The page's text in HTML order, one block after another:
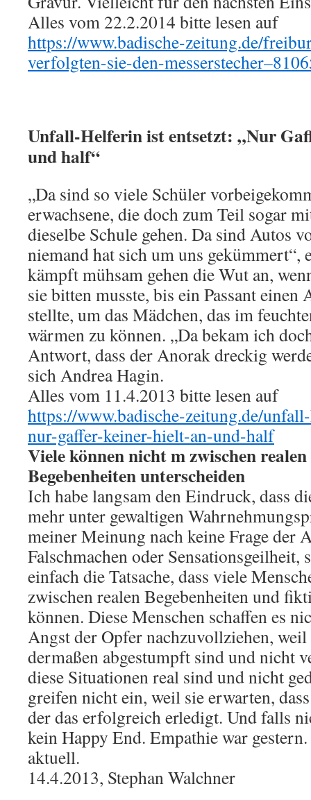
Alles vom 22.2.2014 bitte lesen auf
https://www.badische-zeitung.de/
verfolgten-sie-den-
Unfall-Helferin ist entsetzt: „Nur
und half“
„Da sind so viele Schüler
erwachsene, die doch zum Teil sogar
dieselbe Schule gehen. Da sind Autos
niemand hat sich um uns gekümmert“,
kämpft mühsam gehen die Wut an,
sie bitten musste, bis ein Passant
stellte, um das Mädchen, das im
wärmen zu können. „Da bekam ich
Antwort, dass der Anorak dreckig
sich Andrea Hagin.
Alles vom 11.4.2013 bitte lesen auf
https://www.badische-zeitung.de/
nur-gaffer-keiner-hielt-an-und-half
Viele können nicht m zwischen
Begebenheiten unterscheiden
Ich habe langsam den Eindruck, dass
mehr unter gewaltigen
meiner Meinung nach keine Frage der
Falschmachen oder Sensationsgeilheit,
einfach die Tatsache, dass viele
zwischen realen Begebenheiten und
können. Diese Menschen schaffen es
Angst der Opfer nachzuvollziehen,
dermaßen abgestumpft sind und nicht
diese Situationen real sind und nicht
greifen nicht ein, weil sie erwarten,
der das erfolgreich erledigt. Und falls
kein Happy End. Empathie war
aktuell.
14.4.2013, Stephan Walchner